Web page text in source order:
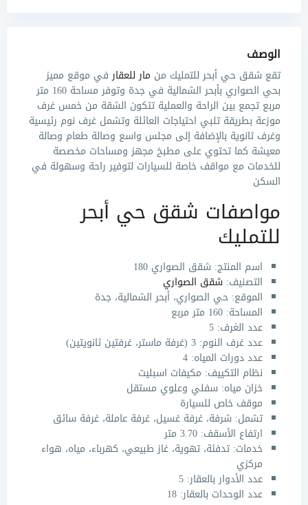
الوصف
تقع شقق حي أبحر للتمليك من مار للعقارفي موقع مميز
بحي الصواري بأبحر الشمالية في جدة وتوفر مساحة 160 متر
مربع تجمع بين الراحة والعملية تتكون الشقة من خمس غرف
موزعة بطريقة تلبي احتياجات العائلة وتشمل غرف نوم رئيسية
وغرف ثانوية بالإضافة إلى مجلس واسع وصالة طعام وصالة
معيشة كما تحتوي على مطبخ مجهز ومساحات مخصصة
للخدمات مع مواقف خاصة للسيارات لتوفير راحة وسهولة في
السكن
مواصفات شقق حي أبحر
للتمليك
اسم المنتج: شقق الصواري 180
التصنيف:شقق الصواري
الموقع: حي الصواري، أبحر الشمالية، جدة
المساحة: 160 متر مربع
عدد الغرف: 5
عدد غرف النوم: 3 (غرفة ماستر، غرفتين ثانويتين)
عدد دورات المياه: 4
نظام التكييف: مكيفات اسبليت
خزان مياه: سفلي وعلوي مستقل
موقف خاص للسيارة
تشمل: شرفة، غرفة غسيل، غرفة عاملة، غرفة سائق
ارتفاع الأسقف: 3.70 متر
خدمات: تدفئة، تهوية، غاز طبيعي، كهرباء، مياه، هواء
مركزي
عدد الأدوار بالعقار: 5
عدد الوحدات بالعقار: 18